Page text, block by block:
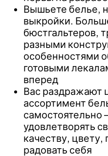
Вышьете белье,
выкройки.
бюстгальтеров,
разными
особенностями
готовыми
вперед
Вас раздражают
ассортимент
самостоятельно
удовлетворять
качеству, цвету,
радовать себя